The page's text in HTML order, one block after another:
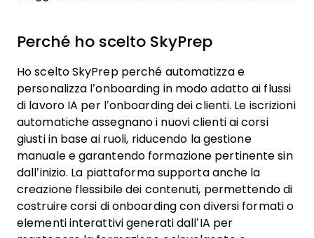
Perché ho scelto SkyPrep
Ho scelto SkyPrep perché automatizza e
personalizza l’onboarding in modo adatto ai flussi
di lavoro IA per l’onboarding dei clienti. Le iscrizioni
automatiche assegnano i nuovi clienti ai corsi
giusti in base ai ruoli, riducendo la gestione
manuale e garantendo formazione pertinente sin
dall’inizio. La piattaforma supporta anche la
creazione flessibile dei contenuti, permettendo di
costruire corsi di onboarding con diversi formati o
elementi interattivi generati dall’IA per